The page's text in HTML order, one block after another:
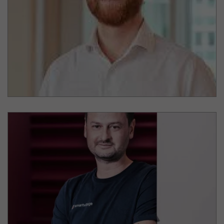
Co-Founder, Gesellschafter Deutsche InfraSoft
CEOVan Houten & Co (private
investment advisory practice)
Lukas Koppitz
smartvillage